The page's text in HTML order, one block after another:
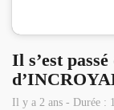
Il s’est
Il y a 2 ans - Durée :